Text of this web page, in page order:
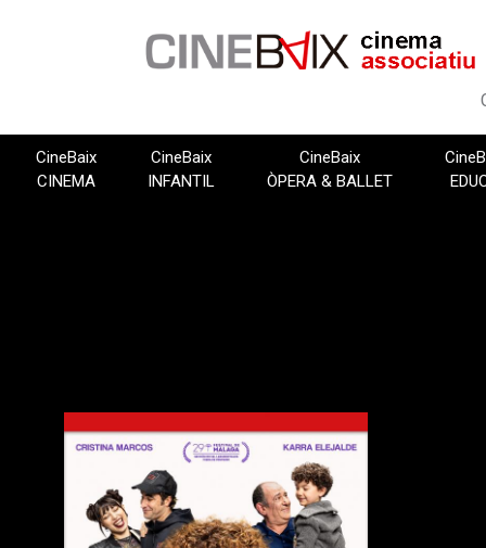
CineBaix
CINEMA
CineBaix
INFANTIL
CineBaix
ÒPERA & BALLET